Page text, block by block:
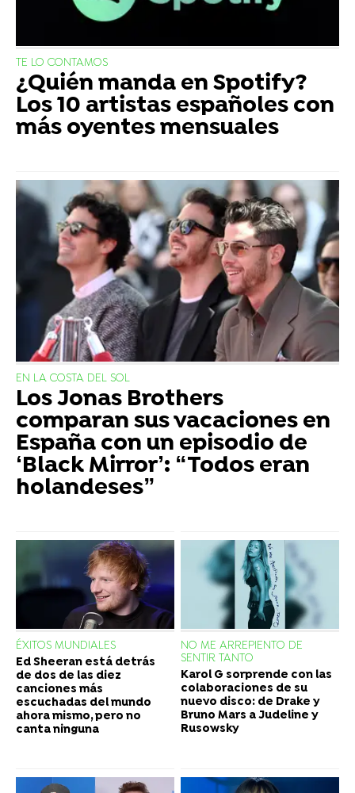
TE LO CONTAMOS
¿Quién manda en Spotify?
Los 10 artistas españoles con
más oyentes mensuales
EN LA COSTA DEL SOL
Los Jonas Brothers
comparan sus vacaciones en
España con un episodio de
‘Black Mirror’: “Todos eran
holandeses”
ÉXITOS MUNDIALES
Ed Sheeran está detrás
de dos de las diez
canciones más
escuchadas del mundo
ahora mismo, pero no
canta ninguna
NO ME ARREPIENTO DE
SENTIR TANTO
Karol G sorprende con las
colaboraciones de su
nuevo disco: de Drake y
Bruno Mars a Judeline y
Rusowsky